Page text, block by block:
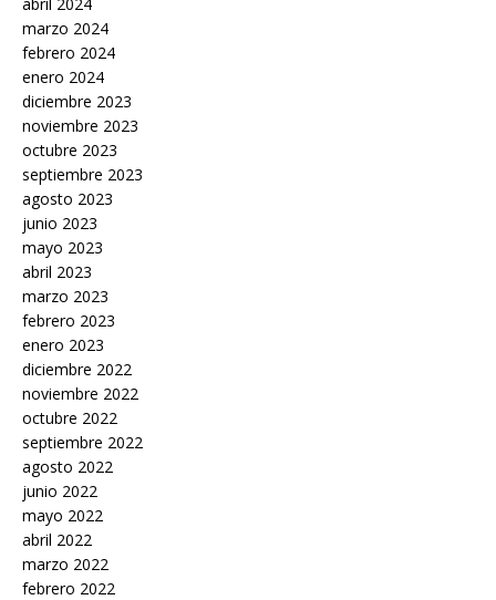
marzo 2024
febrero 2024
enero 2024
diciembre 2023
noviembre 2023
octubre 2023
septiembre 2023
agosto 2023
junio 2023
mayo 2023
abril 2023
marzo 2023
febrero 2023
enero 2023
diciembre 2022
noviembre 2022
octubre 2022
septiembre 2022
agosto 2022
junio 2022
mayo 2022
abril 2022
marzo 2022
febrero 2022